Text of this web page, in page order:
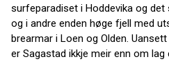
surfeparadiset i Hoddevika og
og i andre enden høge fjell med
brearmar i Loen og Olden.
er Sagastad ikkje meir enn om lag